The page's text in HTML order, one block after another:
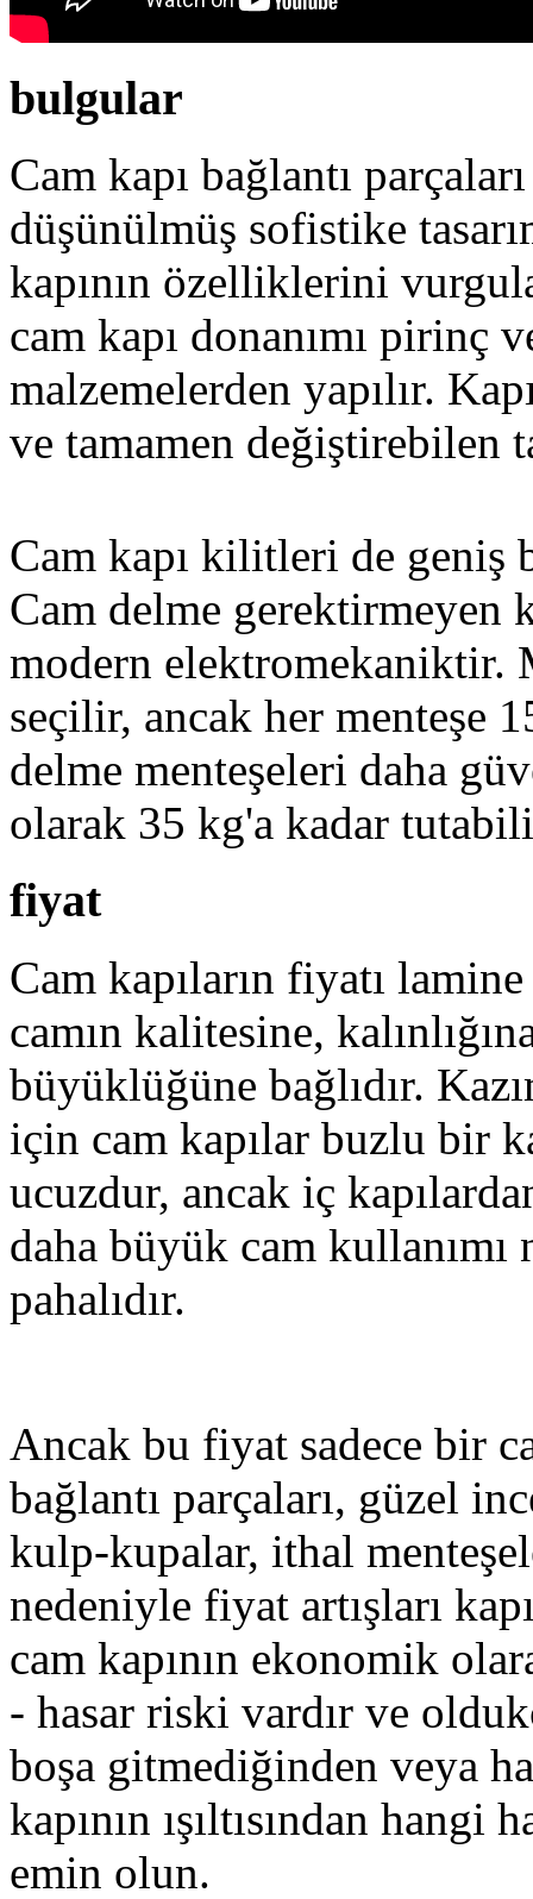
bulgular
Cam kapı bağlantı
düşünülmüş sofistike
kapının özelliklerini
cam kapı donanımı pirinç
malzemelerden yapılır.
ve tamamen değiştirebilen
Cam kapı kilitleri de geniş
Cam delme gerektirmeyen
modern elektromekaniktir.
seçilir, ancak her menteşe
delme menteşeleri daha
olarak 35 kg'a kadar
fiyat
Cam kapıların fiyatı
camın kalitesine,
büyüklüğüne bağlıdır.
için cam kapılar buzlu bir
ucuzdur, ancak iç
daha büyük cam
pahalıdır.
Ancak bu fiyat sadece bir
bağlantı parçaları, güzel
kulp-kupalar, ithal
nedeniyle fiyat artışları
cam kapının ekonomik
- hasar riski vardır ve
boşa gitmediğinden veya
kapının ışıltısından
emin olun.